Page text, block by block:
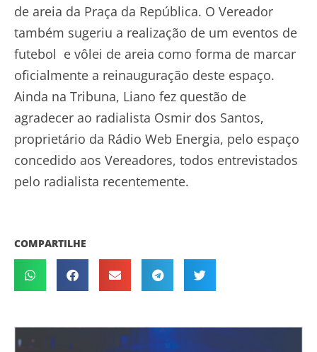
de areia da Praça da República. O Vereador
também sugeriu a realização de um eventos de
futebol e vôlei de areia como forma de marcar
oficialmente a reinauguração deste espaço.
Ainda na Tribuna, Liano fez questão de
agradecer ao radialista Osmir dos Santos,
proprietário da Rádio Web Energia, pelo espaço
concedido aos Vereadores, todos entrevistados
pelo radialista recentemente.
COMPARTILHE